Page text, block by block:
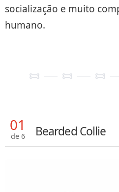
socialização e muito
humano.
01
de 6 Bearded Collie